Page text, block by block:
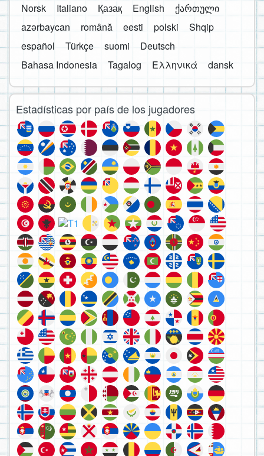
Norsk
Italiano Қазақ English
ქართული
azərbaycan
română eesti polski
Shqip
español
Türkçe suomi
Deutsch
Bahasa Indonesia
Tagalog Ελληνικά dansk
Estadísticas por país de los jugadores